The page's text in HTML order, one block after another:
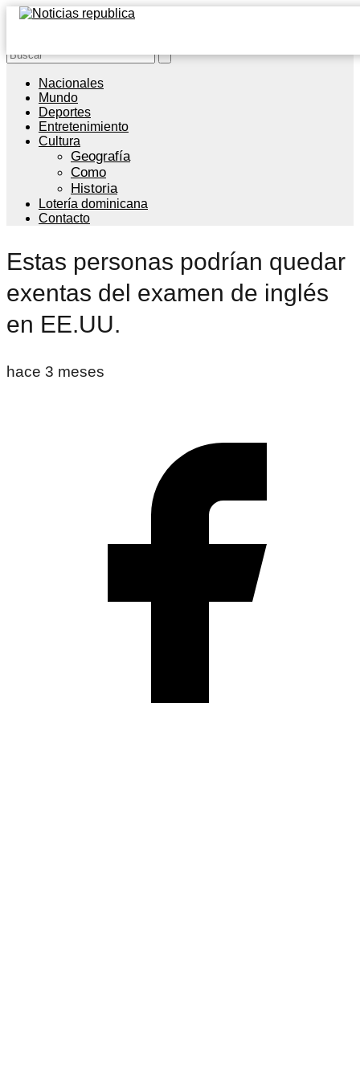
Nacionales
Mundo
Deportes
Entretenimiento
Cultura
Geografía
Como
Historia
Lotería dominicana
Contacto
Estas personas podrían quedar
exentas del examen de inglés
en EE.UU.
hace 3 meses